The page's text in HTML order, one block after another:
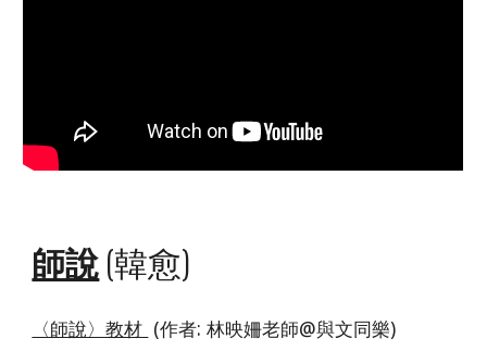
師說(韓愈)
〈師說〉教材 (作者: 林映姍老師@與文同樂)